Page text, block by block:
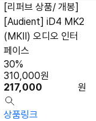
[리퍼브 상품/ 개봉]
[Audient] iD4 MK2
(MKII) 오디오 인터
페이스
217,000 원
310,000원
30%
상품링크